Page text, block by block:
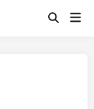
Deschide